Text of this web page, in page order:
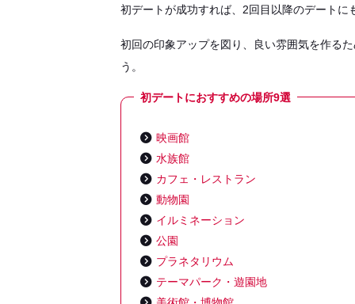
初デートが成功すれば、2回目以降のデートに
初回の印象アップを図り、良い雰囲気を作る
う。
初デートにおすすめの場所9選
映画館
水族館
カフェ・レストラン
動物園
イルミネーション
公園
プラネタリウム
テーマパーク・遊園地